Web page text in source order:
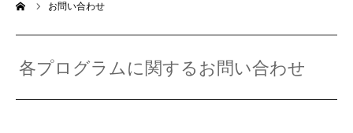
お問い合わせ
各プログラムに関するお問い合わせ